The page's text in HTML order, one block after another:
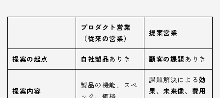
プロダクト営業
（従来の営業）
提案営業
提案の起点 自社製品ありき 顧客の課題 ありき
提案内容
製品の機能、スペ
課題解決による効
果、未来像、費用